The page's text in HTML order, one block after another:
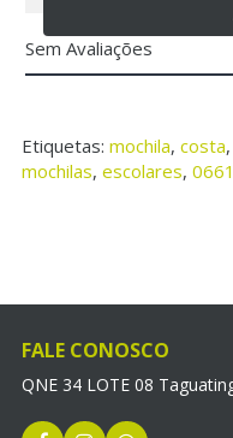
Sem Avaliações
Etiquetas: mochila, costa,
mochilas, escolares,
FALE CONOSCO
QNE 34 LOTE 08